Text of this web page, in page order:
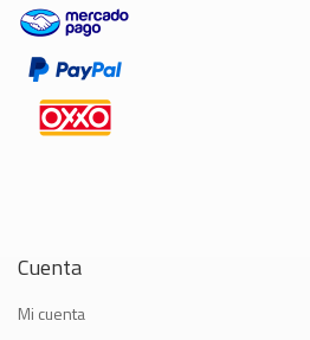
Cuenta
Mi cuenta